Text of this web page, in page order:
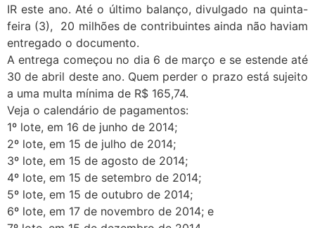
IR este ano. Até o último balanço, divulgado na quinta-
feira (3), 20 milhões de contribuintes ainda não haviam
entregado o documento.
A entrega começou no dia 6 de março e se estende até
30 de abril deste ano. Quem perder o prazo está sujeito
a uma multa mínima de R$ 165,74.
Veja o calendário de pagamentos:
1º lote, em 16 de junho de 2014;
2º lote, em 15 de julho de 2014;
3º lote, em 15 de agosto de 2014;
4º lote, em 15 de setembro de 2014;
5º lote, em 15 de outubro de 2014;
6º lote, em 17 de novembro de 2014; e